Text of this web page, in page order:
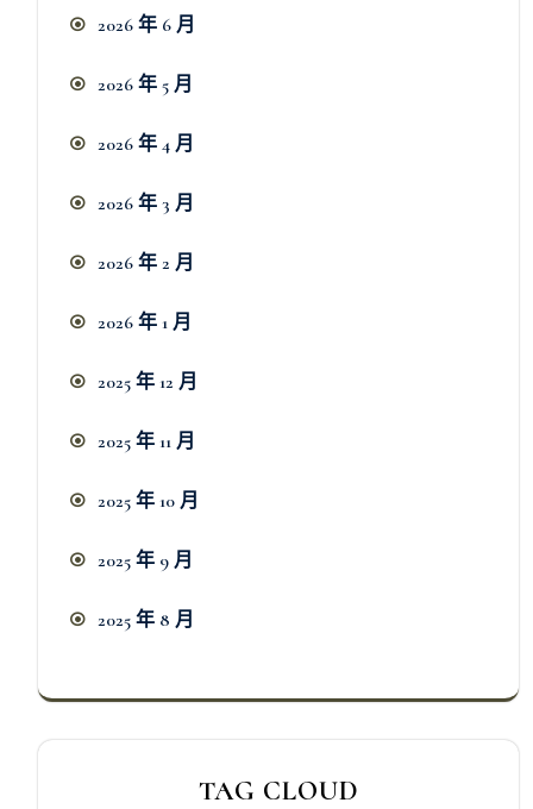
2026 年 6 月
2026 年 5 月
2026 年 4 月
2026 年 3 月
2026 年 2 月
2026 年 1 月
2025 年 12 月
2025 年 11 月
2025 年 10 月
2025 年 9 月
2025 年 8 月
TAG CLOUD